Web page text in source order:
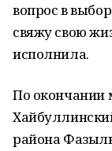
вопрос в
свяжу свою
исполнила.
По окончании
района